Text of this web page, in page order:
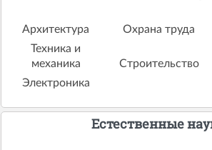
Архитектура
Охрана труда
Техника и
механика
Строительство
Электроника
Естественные